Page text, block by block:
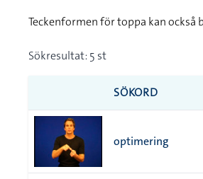
Teckenformen för toppa kan också
Sökresultat: 5 st
SÖKORD
optimering